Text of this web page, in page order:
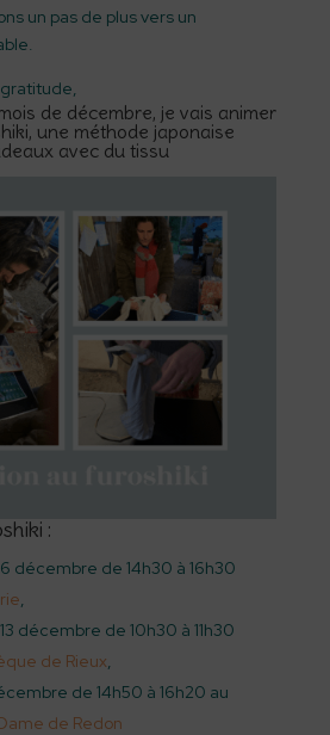
un pas de plus vers un
de décembre, je vais animer
une méthode japonaise
avec du tissu
:
décembre de 14h30 à 16h30
,
décembre de 10h30 à 11h30
de Rieux,
de 14h50 à 16h20 au
de Redon